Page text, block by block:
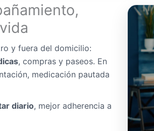
y fuera del domicilio:
, compras y paseos. En
medicación pautada
diario, mejor adherencia a